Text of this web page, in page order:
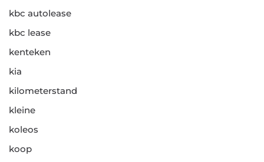
kbc autolease
kbc lease
kenteken
kia
kilometerstand
kleine
koleos
koop